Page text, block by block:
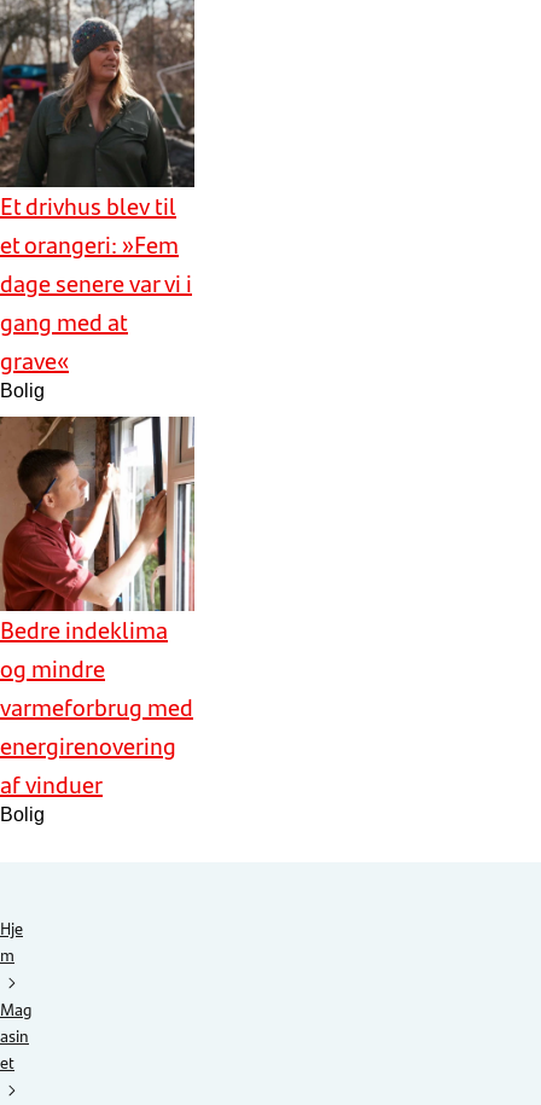
Et drivhus blev til
et orangeri: »Fem
dage senere var vi i
gang med at
grave«
Bolig
Bedre indeklima
og mindre
varmeforbrug med
energirenovering
af vinduer
Bolig
Hje
m
Mag
asin
et